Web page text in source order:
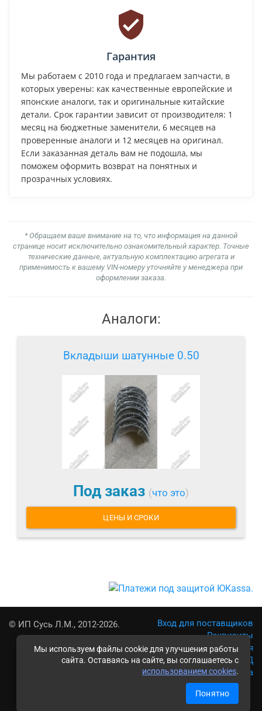
Мы используем файлы cookie для улучшения работы
сайта. Оставаясь на сайте, вы соглашаетесь с
использованием cookies.
Понятно
Гарантия
Мы работаем с 2010 года и предлагаем запчасти, в
которых уверены: как качественные европейские и
японские аналоги, так и оригинальные китайские
детали. Срок гарантии зависит от производителя: 1
месяц на бюджетные заменители, 6 месяцев на
проверенные аналоги и 12 месяцев на оригинал.
Если заказанная деталь вам не подошла, мы
поможем оформить возврат на понятных и
прозрачных условиях.
* Обращаем ваше внимание на то, что информация на данной
странице носит исключительно ознакомительный характер. Точные
технические данные, актуальную комплектацию агрегата и
применимость к вашему VIN-номеру уточняйте у менеджера при
оформлении заказа.
Аналоги:
Вкладыши шатунные 0.50
Под заказ (что это)
ЦЕНЫ И СРОКИ
© ИП Сусь Л.М., 2012-2026.
Вход для поставщиков
Реквизиты
Условия использования
Политика обработки ПД
Карта сайта